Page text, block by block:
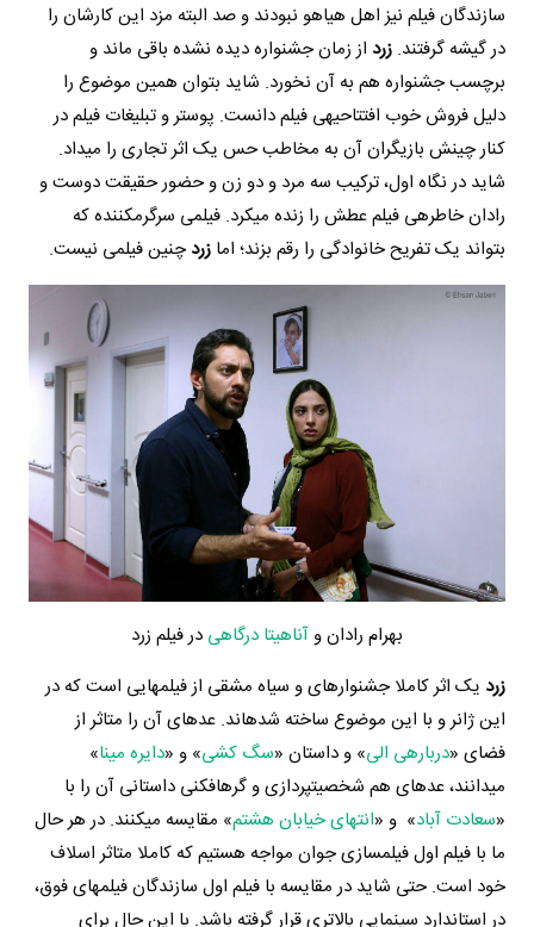
سازندگان فیلم نیز اهل هیاهو نبودند و صد البته مزد این کارشان را
در گیشه گرفتند.زرد از زمان جشنواره دیده نشده باقی ماند و
برچسب جشنواره هم به آن نخورد. شاید بتوان همین موضوع را
دلیل فروش خوب افتتاحیه‎ی فیلم دانست. پوستر و تبلیغات فیلم در
کنار چینش بازیگران آن به مخاطب حس یک اثر تجاری را می‎داد.
شاید در نگاه اول، ترکیب سه مرد و دو زن و حضور حقیقت دوست و
رادان خاطره‎ی فیلم عطش را زنده می‎کرد. فیلمی سرگرم‎کننده که
بتواند یک تفریح خانوادگی را رقم بزند؛ امازردچنین فیلمی نیست.
بهرام رادان و آناهیتا درگاهی در فیلم زرد
زرد
یک اثر کاملا جشنواره‎ای و سیاه مشقی از فیلم‎هایی است که در
این ژانر و با این موضوع ساخته شده‎اند. عده‎ای آن را متاثر از
فضای «درباره‎ی الی » و داستان «سگ کشی» و «دایره مینا»
می‎دانند، عده‎ای هم شخصیت‎پردازی و گره‎افکنی داستانی آن را با
«سعادت آباد» و «انتهای خیابان هشتم
» مقایسه می‎کنند. در هر حال
ما با فیلم اول فیلمسازی جوان مواجه هستیم که کاملا متاثر اسلاف
خود است. حتی شاید در مقایسه با فیلم اول سازندگان فیلم‎های فوق،
در استاندارد سینمایی بالاتری قرار گرفته باشد. با این حال برای